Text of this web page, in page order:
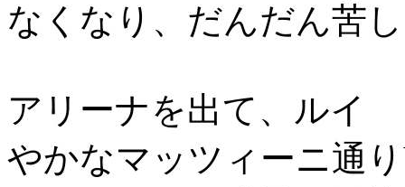
なくなり、だんだん苦
アリーナを出て、ルイ
やかなマッツィーニ通